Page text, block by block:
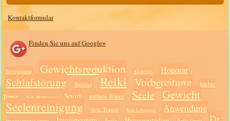
Kontaktformular
Finden Sie uns auf Google+
Entspannung Gewichtsreduktion Aktuelles Honorar
Schlafstörung Sitzung Reiki Vorbereitung
leichte
Trance
Reiki Meistergrad Sport mittlere Trance Seele Gewicht
Seelenreinigung tiefe Trance Reiki Lehrergrad Anwendung